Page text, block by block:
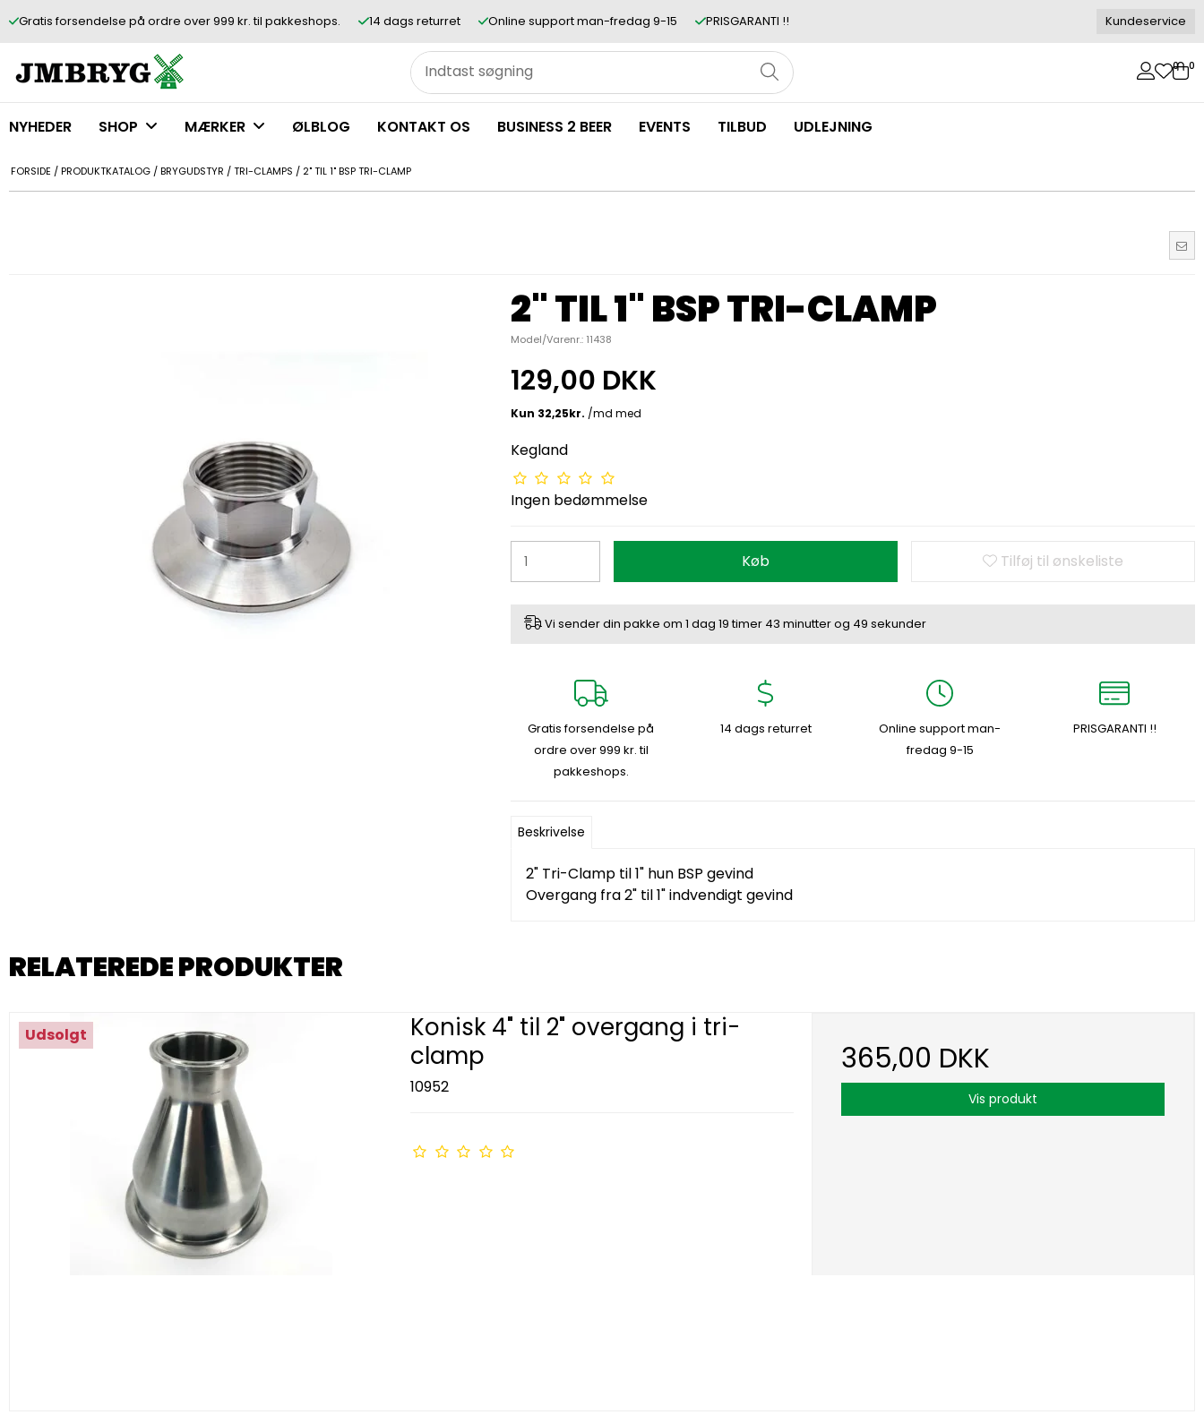
Gratis forsendelse på ordre over 999 kr. til pakkeshops. 14 dags returret Online support man-fredag 9-15 PRISGARANTI !! Kundeservice
0 0
NYHEDER SHOP MÆRKER ØLBLOG KONTAKT OS BUSINESS 2 BEER EVENTS TILBUD UDLEJNING
FORSIDE / PRODUKTKATALOG /BRYGUDSTYR /TRI-CLAMPS / 2" TIL 1" BSP TRI-CLAMP
2" TIL 1" BSP TRI-CLAMP
Model/Varenr.: 11438
129,00 DKK
Kegland
Ingen bedømmelse
Køb Tilføj til ønskeliste
Vi sender din pakke om 1 dag 19 timer 43 minutterog 49 sekunder
Gratis forsendelse på
ordre over 999 kr. til
pakkeshops.
14 dags returret
Online support man-
fredag 9-15
PRISGARANTI !!
Beskrivelse
2" Tri-Clamp til 1" hun BSP gevind
Overgang fra 2" til 1" indvendigt gevind
RELATEREDE PRODUKTER
Udsolgt
Konisk 4" til 2" overgang i tri-
clamp
10952
365,00 DKK
Vis produkt